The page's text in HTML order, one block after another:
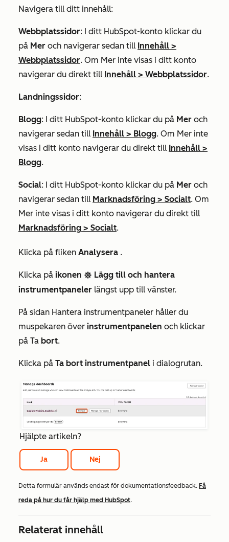
Navigera till ditt innehåll:
Webbplatssidor: I ditt HubSpot-konto klickar du
på Mer och navigerar sedan till Innehåll >
Webbplatssidor. Om Mer inte visas i ditt konto
navigerar du direkt till Innehåll > Webbplatssidor.
Landningssidor:
Blogg: I ditt HubSpot-konto klickar du på Mer och
navigerar sedan till Innehåll > Blogg. Om Mer inte
visas i ditt konto navigerar du direkt till Innehåll >
Blogg.
Social: I ditt HubSpot-konto klickar du på Mer och
navigerar sedan till Marknadsföring > Socialt. Om
Mer inte visas i ditt konto navigerar du direkt till
Marknadsföring > Socialt.
Klicka på fliken Analysera .
Klicka på ikonen settingsIcon Lägg till och hantera
instrumentpaneler längst upp till vänster.
På sidan Hantera instrumentpaneler håller du
muspekaren över instrumentpanelen och klickar
på Ta bort.
Klicka på Ta bort instrumentpanel i dialogrutan.
Hjälpte artikeln?
Ja Nej
Detta formulär används endast för dokumentationsfeedback. Få
reda på hur du får hjälp med HubSpot.
Relaterat innehåll